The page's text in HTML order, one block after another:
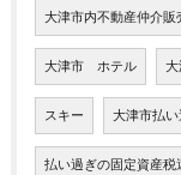
大津市内不動産仲介販
大津市 ホテル
スキー 大津市払
払い過ぎの固定資産税